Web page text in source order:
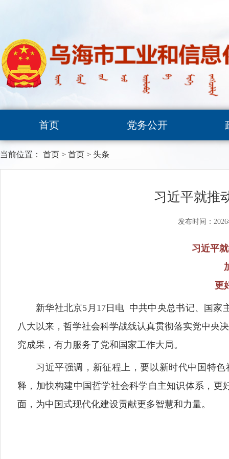
首页 党务公开
当前位置： 首页 > 首页 > 头条
习近平就推
发布时间：
习近平
更
新华社北京5月17日电 中共中央总书记、国家
八大以来，哲学社会科学战线认真贯彻落实党中央
究成果，有力服务了党和国家工作大局。
习近平强调，新征程上，要以新时代中国特
释，加快构建中国哲学社会科学自主知识体系，
面，为中国式现代化建设贡献更多智慧和力量。